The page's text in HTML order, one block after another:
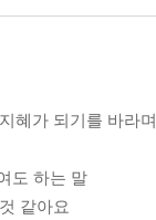
혜가 되기를 바라며
도 하는 말
같아요